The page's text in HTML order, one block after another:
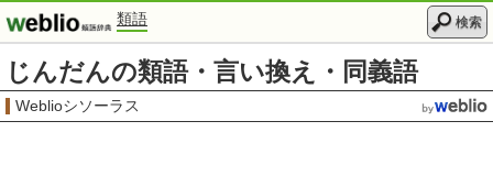
類語 検索
じんだんの類語・言い換え・同義語
Weblioシソーラス